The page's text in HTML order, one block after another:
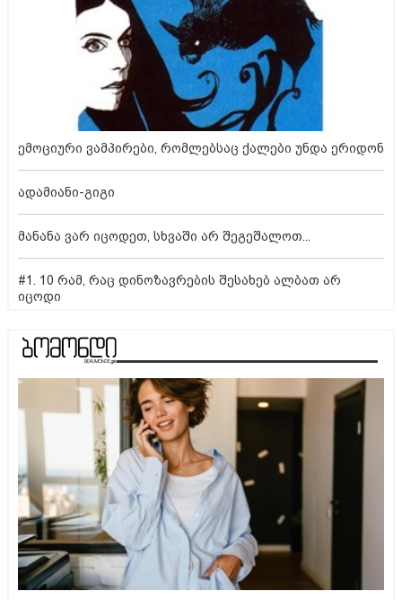
ემოციური ვამპირები, რომლებსაც ქალები უნდა ერიდონ
ადამიანი-გიგი
მანანა ვარ იცოდეთ, სხვაში არ შეგეშალოთ...
#1. 10 რამ, რაც დინოზავრების შესახებ ალბათ არ
იცოდი